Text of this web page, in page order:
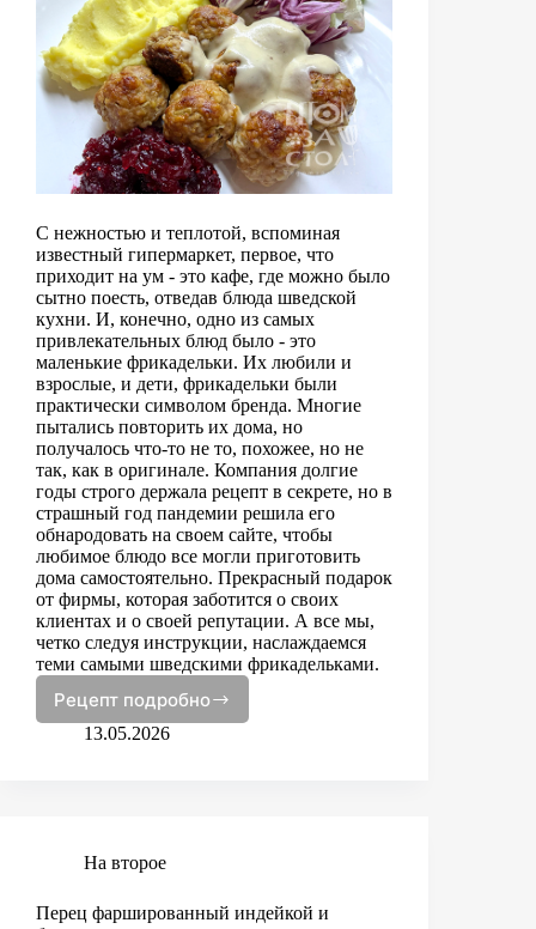
С нежностью и теплотой, вспоминая
известный гипермаркет, первое, что
приходит на ум - это кафе, где можно было
сытно поесть, отведав блюда шведской
кухни. И, конечно, одно из самых
привлекательных блюд было - это
маленькие фрикадельки. Их любили и
взрослые, и дети, фрикадельки были
практически символом бренда. Многие
пытались повторить их дома, но
получалось что-то не то, похожее, но не
так, как в оригинале. Компания долгие
годы строго держала рецепт в секрете, но в
страшный год пандемии решила его
обнародовать на своем сайте, чтобы
любимое блюдо все могли приготовить
дома самостоятельно. Прекрасный подарок
от фирмы, которая заботится о своих
клиентах и о своей репутации. А все мы,
четко следуя инструкции, наслаждаемся
теми самыми шведскими фрикадельками.
Рецепт подробно
Шведские
фрикадельки
13.05.2026
На второе
Перец фаршированный индейкой и